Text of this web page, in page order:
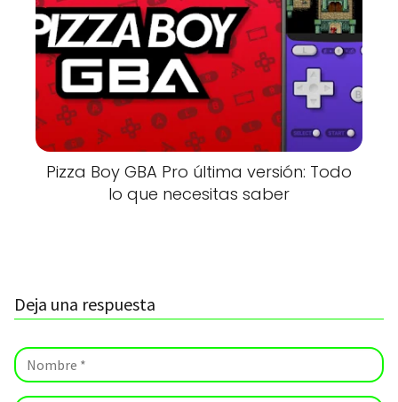
Pizza Boy GBA Pro última versión: Todo
lo que necesitas saber
Deja una respuesta